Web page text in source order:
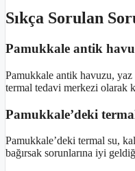
Sıkça Sorulan
Pamukkale antik
Pamukkale antik havuzu,
termal tedavi merkezi olarak
Pamukkale’deki
Pamukkale’deki termal su,
bağırsak sorunlarına iyi